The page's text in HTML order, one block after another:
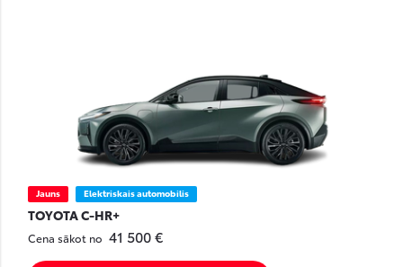
Jauns Elektriskais automobilis
TOYOTA C-HR+
Cena sākot no 41 500 €